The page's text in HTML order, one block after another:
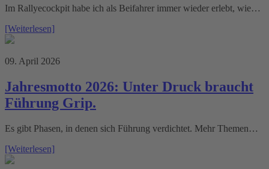
Im Rallyecockpit habe ich als Beifahrer immer wieder erlebt, wie…
[Weiterlesen]
09. April 2026
Jahresmotto 2026: Unter Druck braucht
Führung Grip.
Es gibt Phasen, in denen sich Führung verdichtet. Mehr Themen…
[Weiterlesen]